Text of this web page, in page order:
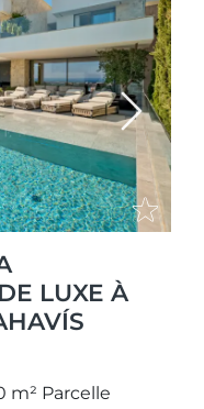
Next
LUXE À
m² Parcelle